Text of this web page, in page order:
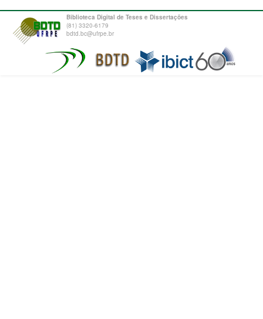
Biblioteca Digital de Teses e Dissertações
(81) 3320-6179
bdtd.bc@ufrpe.br